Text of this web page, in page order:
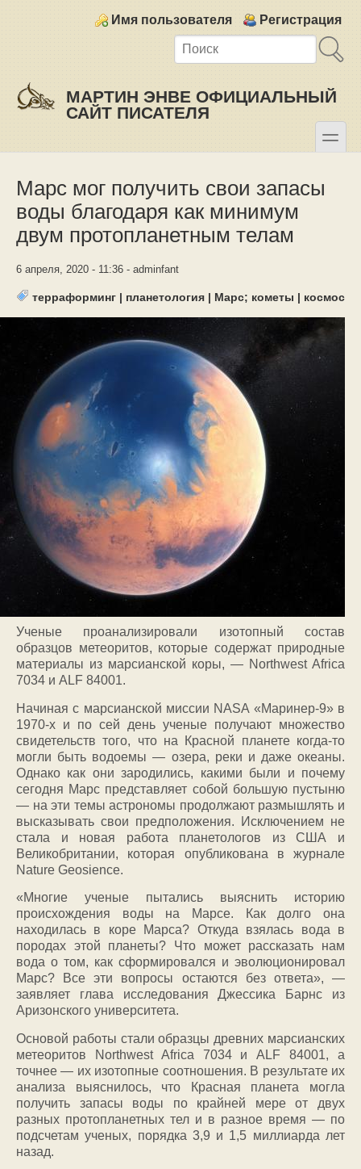
Login links
Имя пользователя Регистрация
МАРТИН ЭНВЕ ОФИЦИАЛЬНЫЙ
САЙТ ПИСАТЕЛЯ
toggle
Марс мог получить свои запасы
воды благодаря как минимум
двум протопланетным телам
6 апреля, 2020 - 11:36 - adminfant
терраформинг | планетология | Марс; кометы | космос
Ученые проанализировали изотопный состав
образцов метеоритов, которые содержат природные
материалы из марсианской коры, — Northwest Africa
7034 и ALF 84001.
Начиная с марсианской миссии NASA «Маринер-9» в
1970-х и по сей день ученые получают множество
свидетельств того, что на Красной планете когда-то
могли быть водоемы — озера, реки и даже океаны.
Однако как они зародились, какими были и почему
сегодня Марс представляет собой большую пустыню
— на эти темы астрономы продолжают размышлять и
высказывать свои предположения. Исключением не
стала и новая работа планетологов из США и
Великобритании, которая опубликована в журнале
Nature Geosience.
«Многие ученые пытались выяснить историю
происхождения воды на Марсе. Как долго она
находилась в коре Марса? Откуда взялась вода в
породах этой планеты? Что может рассказать нам
вода о том, как сформировался и эволюционировал
Марс? Все эти вопросы остаются без ответа», —
заявляет глава исследования Джессика Барнс из
Аризонского университета.
Основой работы стали образцы древних марсианских
метеоритов Northwest Africa 7034 и ALF 84001, а
точнее — их изотопные соотношения. В результате их
анализа выяснилось, что Красная планета могла
получить запасы воды по крайней мере от двух
разных протопланетных тел и в разное время — по
подсчетам ученых, порядка 3,9 и 1,5 миллиарда лет
назад.